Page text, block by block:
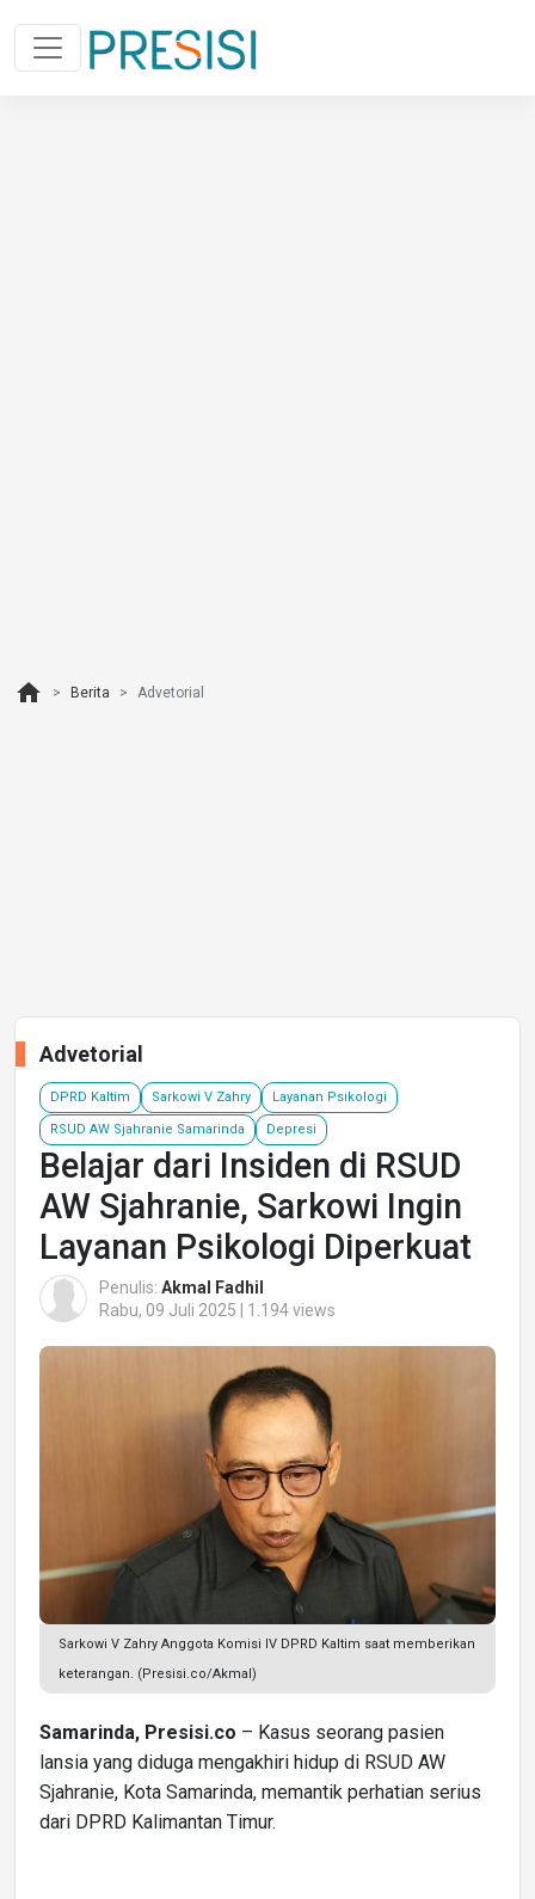
home Berita Advetorial
Advetorial
DPRD Kaltim Sarkowi V Zahry Layanan Psikologi
RSUD AW Sjahranie Samarinda Depresi
Belajar dari Insiden di RSUD
AW Sjahranie, Sarkowi Ingin
Layanan Psikologi Diperkuat
Penulis: Akmal Fadhil
Rabu, 09 Juli 2025 | 1.194 views
Sarkowi V Zahry Anggota Komisi IV DPRD Kaltim saat memberikan
keterangan. (Presisi.co/Akmal)
Samarinda, Presisi.co – Kasus seorang pasien
lansia yang diduga mengakhiri hidup di RSUD AW
Sjahranie, Kota Samarinda, memantik perhatian serius
dari DPRD Kalimantan Timur.